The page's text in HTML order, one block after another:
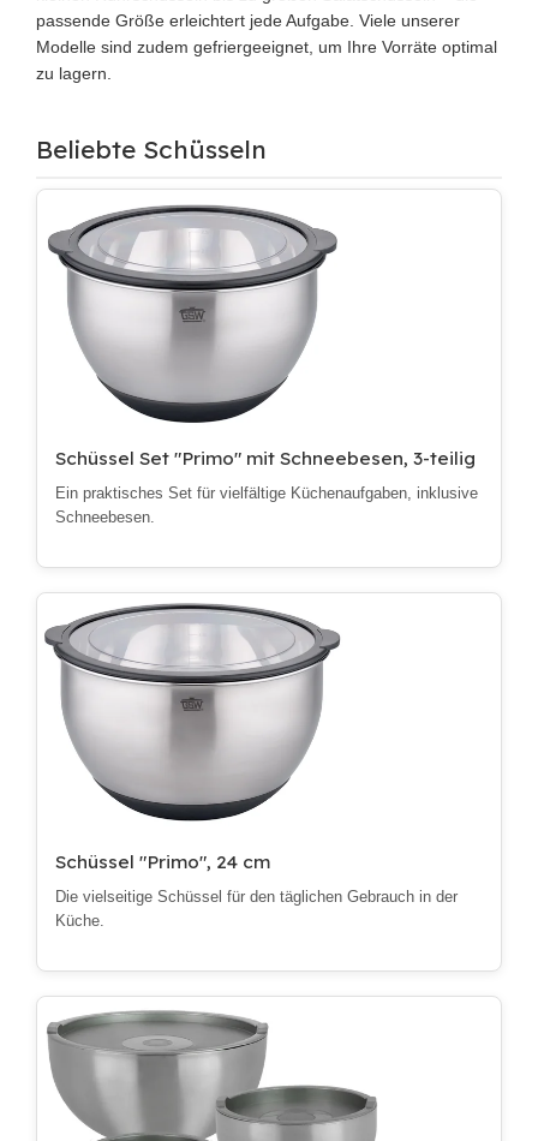
passende Größe erleichtert jede Aufgabe. Viele unserer
Modelle sind zudem gefriergeeignet, um Ihre Vorräte optimal
zu lagern.
Beliebte Schüsseln
Schüssel Set "Primo" mit Schneebesen, 3-teilig
Ein praktisches Set für vielfältige Küchenaufgaben, inklusive
Schneebesen.
Schüssel "Primo", 24 cm
Die vielseitige Schüssel für den täglichen Gebrauch in der
Küche.